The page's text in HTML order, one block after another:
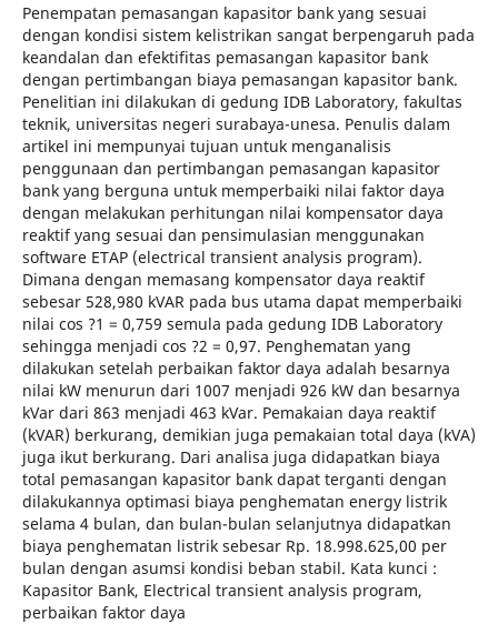
Penempatan pemasangan kapasitor bank yang sesuai
dengan kondisi sistem kelistrikan sangat berpengaruh pada
keandalan dan efektifitas pemasangan kapasitor bank
dengan pertimbangan biaya pemasangan kapasitor bank.
Penelitian ini dilakukan di gedung IDB Laboratory, fakultas
teknik, universitas negeri surabaya-unesa. Penulis dalam
artikel ini mempunyai tujuan untuk menganalisis
penggunaan dan pertimbangan pemasangan kapasitor
bank yang berguna untuk memperbaiki nilai faktor daya
dengan melakukan perhitungan nilai kompensator daya
reaktif yang sesuai dan pensimulasian menggunakan
software ETAP (electrical transient analysis program).
Dimana dengan memasang kompensator daya reaktif
sebesar 528,980 kVAR pada bus utama dapat memperbaiki
nilai cos ?1 = 0,759 semula pada gedung IDB Laboratory
sehingga menjadi cos ?2 = 0,97. Penghematan yang
dilakukan setelah perbaikan faktor daya adalah besarnya
nilai kW menurun dari 1007 menjadi 926 kW dan besarnya
kVar dari 863 menjadi 463 kVar. Pemakaian daya reaktif
(kVAR) berkurang, demikian juga pemakaian total daya (kVA)
juga ikut berkurang. Dari analisa juga didapatkan biaya
total pemasangan kapasitor bank dapat terganti dengan
dilakukannya optimasi biaya penghematan energy listrik
selama 4 bulan, dan bulan-bulan selanjutnya didapatkan
biaya penghematan listrik sebesar Rp. 18.998.625,00 per
bulan dengan asumsi kondisi beban stabil. Kata kunci :
Kapasitor Bank, Electrical transient analysis program,
perbaikan faktor daya